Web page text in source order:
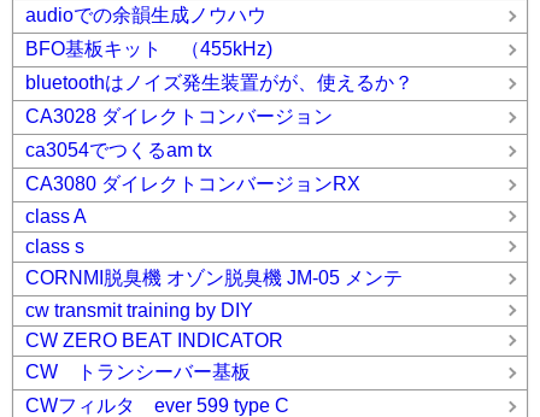
audioでの余韻生成ノウハウ
BFO基板キット （455kHz)
bluetoothはノイズ発生装置がが、使えるか？
CA3028 ダイレクトコンバージョン
ca3054でつくるam tx
CA3080 ダイレクトコンバージョンRX
class A
class s
CORNMI脱臭機 オゾン脱臭機 JM-05 メンテ
cw transmit training by DIY
CW ZERO BEAT INDICATOR
CW トランシーバー基板
CWフィルタ ever 599 type C